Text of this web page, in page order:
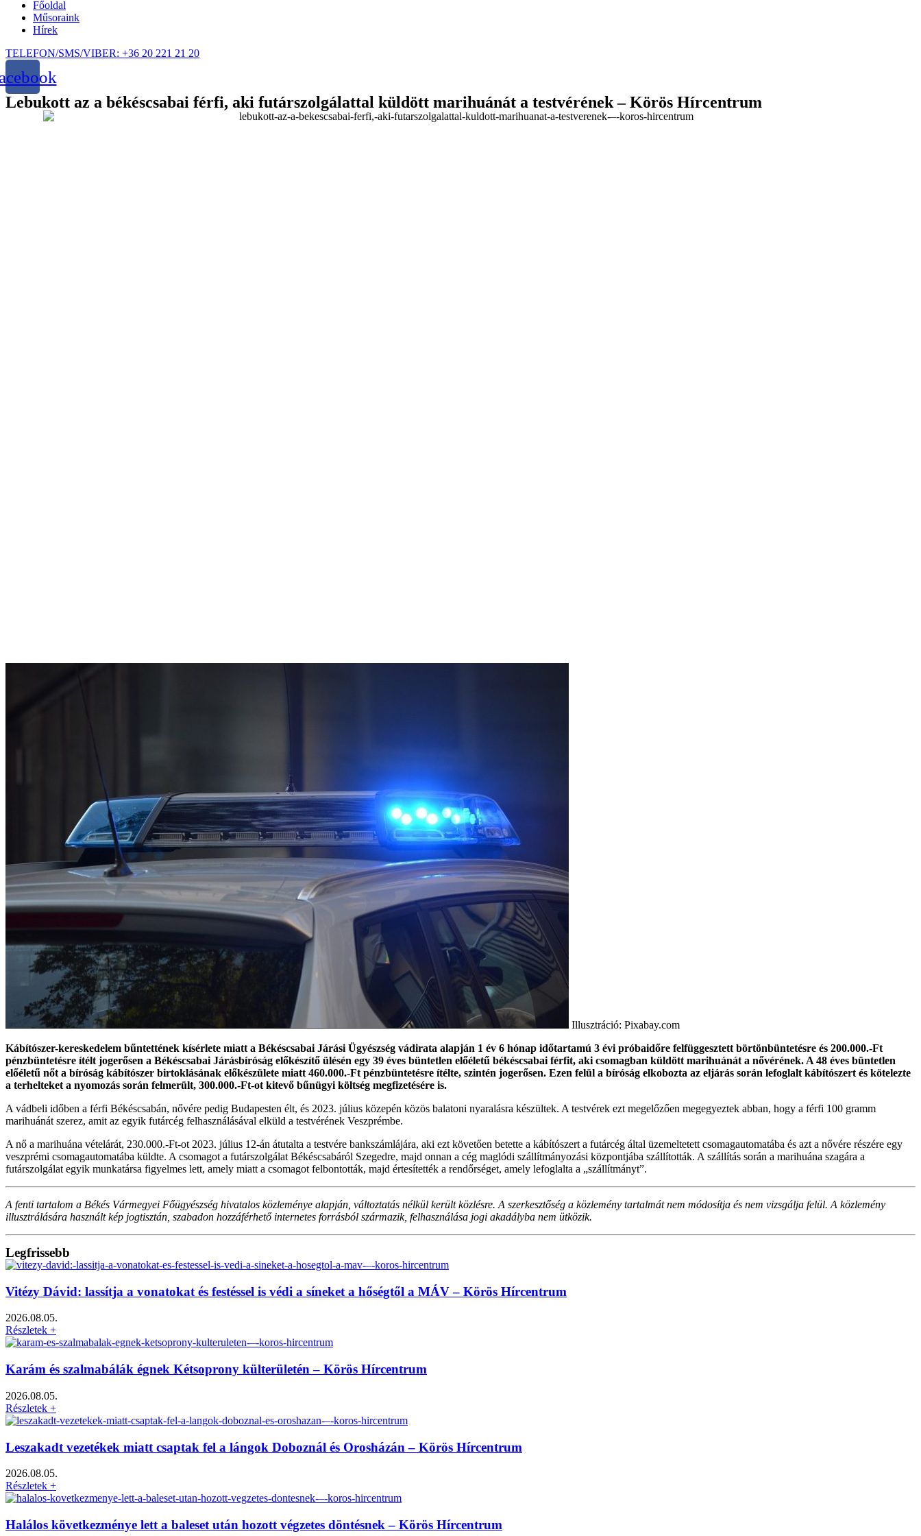
Főoldal
Műsoraink
Hírek
TELEFON/SMS/VIBER: +36 20 221 21 20
Lebukott az a békéscsabai férfi, aki futárszolgálattal küldött marihuánát a testvérének – Körös Hírcentrum
Illusztráció: Pixabay.com
Kábítószer-kereskedelem bűntettének kísérlete miatt a Békéscsabai Járási Ügyészség vádirata alapján 1 év 6 hónap időtartamú 3 évi próbaidőre felfüggesztett börtönbüntetésre és 200.000.-Ft
pénzbüntetésre ítélt jogerősen a Békéscsabai Járásbíróság előkészítő ülésén egy 39 éves büntetlen előéletű békéscsabai férfit, aki csomagban küldött marihuánát a nővérének. A 48 éves büntetlen
előéletű nőt a bíróság kábítószer birtoklásának előkészülete miatt 460.000.-Ft pénzbüntetésre ítélte, szintén jogerősen. Ezen felül a bíróság elkobozta az eljárás során lefoglalt kábítószert és kötelezte
a terhelteket a nyomozás során felmerült, 300.000.-Ft-ot kitevő bűnügyi költség megfizetésére is.
A vádbeli időben a férfi Békéscsabán, nővére pedig Budapesten élt, és 2023. július közepén közös balatoni nyaralásra készültek. A testvérek ezt megelőzően megegyeztek abban, hogy a férfi 100 gramm
marihuánát szerez, amit az egyik futárcég felhasználásával elküld a testvérének Veszprémbe.
A nő a marihuána vételárát, 230.000.-Ft-ot 2023. július 12-án átutalta a testvére bankszámlájára, aki ezt követően betette a kábítószert a futárcég által üzemeltetett csomagautomatába és azt a nővére részére egy
veszprémi csomagautomatába küldte. A csomagot a futárszolgálat Békéscsabáról Szegedre, majd onnan a cég maglódi szállítmányozási központjába szállították. A szállítás során a marihuána szagára a
futárszolgálat egyik munkatársa figyelmes lett, amely miatt a csomagot felbontották, majd értesítették a rendőrséget, amely lefoglalta a „szállítmányt”.
A fenti tartalom a Békés Vármegyei Főügyészség hivatalos közleménye alapján, változtatás nélkül került közlésre. A szerkesztőség a közlemény tartalmát nem módosítja és nem vizsgálja felül. A közlemény
illusztrálására használt kép jogtisztán, szabadon hozzáférhető internetes forrásból származik, felhasználása jogi akadályba nem ütközik.
Legfrissebb
Vitézy Dávid: lassítja a vonatokat és festéssel is védi a síneket a hőségtől a MÁV – Körös Hírcentrum
2026.08.05.
Részletek +
Karám és szalmabálák égnek Kétsoprony külterületén – Körös Hírcentrum
2026.08.05.
Részletek +
Leszakadt vezetékek miatt csaptak fel a lángok Doboznál és Orosházán – Körös Hírcentrum
2026.08.05.
Részletek +
Halálos következménye lett a baleset után hozott végzetes döntésnek – Körös Hírcentrum